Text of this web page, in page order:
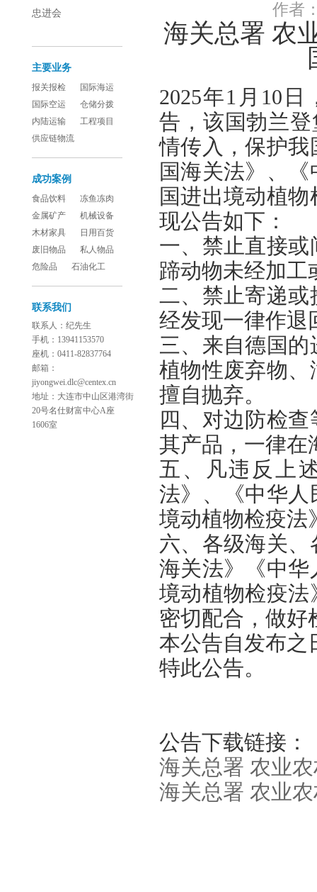
忠进会
主要业务
报关报检
国际海运
国际空运
仓储分拨
内陆运输
工程项目
供应链物流
成功案例
食品饮料
冻鱼冻肉
金属矿产
机械设备
木材家具
日用百货
废旧物品
私人物品
危险品
石油化工
联系我们
联系人：纪先生
手机：13941153570
座机：0411-82837764
邮箱：
jiyongwei.dlc@centex.cn
地址：大连市中山区港湾街
20号名仕财富中心A座
1606室
作者
海关总署 农
2025年1月10
告，该国勃兰登
情传入，保护
国海关法》、
国进出境动植
现公告如下：
一、禁止直接
蹄动物未经加工
二、禁止寄递
经发现一律作退
三、来自德国
植物性废弃物
擅自抛弃。
四、对边防检
其产品，一律在
五、凡违反上
法》、《中华
境动植物检疫法
六、各级海关
海关法》《中
境动植物检疫
密切配合，做好
本公告自发布之
特此公告。
公告下载链接：
海关总署 农业
海关总署 农业